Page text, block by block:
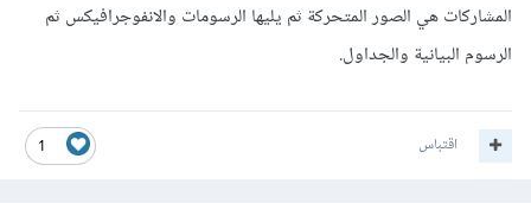
المشاركات هي الصور المتحركة ثم يليها الرسومات والانفوجرافيكس ثم
الرسوم البيانية والجداول.
1 اقتباس